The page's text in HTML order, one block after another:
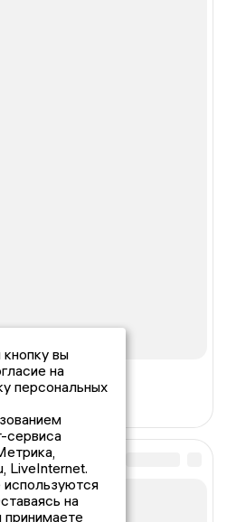
вы
на
персональных
сервиса
LiveInternet.
используются
на
принимаете